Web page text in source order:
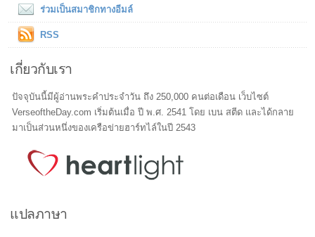
ร่วมเป็นสมาชิกทางอีมล์
RSS
เกี่ยวกับเรา
ปัจจุบันนี้มีผู้อ่านพระคำประจำวัน ถึง 250,000 คนต่อเดือน เว็บไซต์
VerseoftheDay.com เริ่มต้นเมื่อ ปี พ.ศ. 2541 โดย เบน สตีด และได้กลาย
มาเป็นส่วนหนึ่งของเครือข่ายฮาร์ทไล์ในปี 2543
แปลภาษา